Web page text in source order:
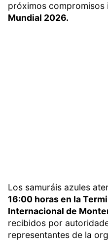
próximos compromisos
Mundial 2026.
Los samuráis azules
16:00 horas en la
Internacional de
recibidos por
representantes de la